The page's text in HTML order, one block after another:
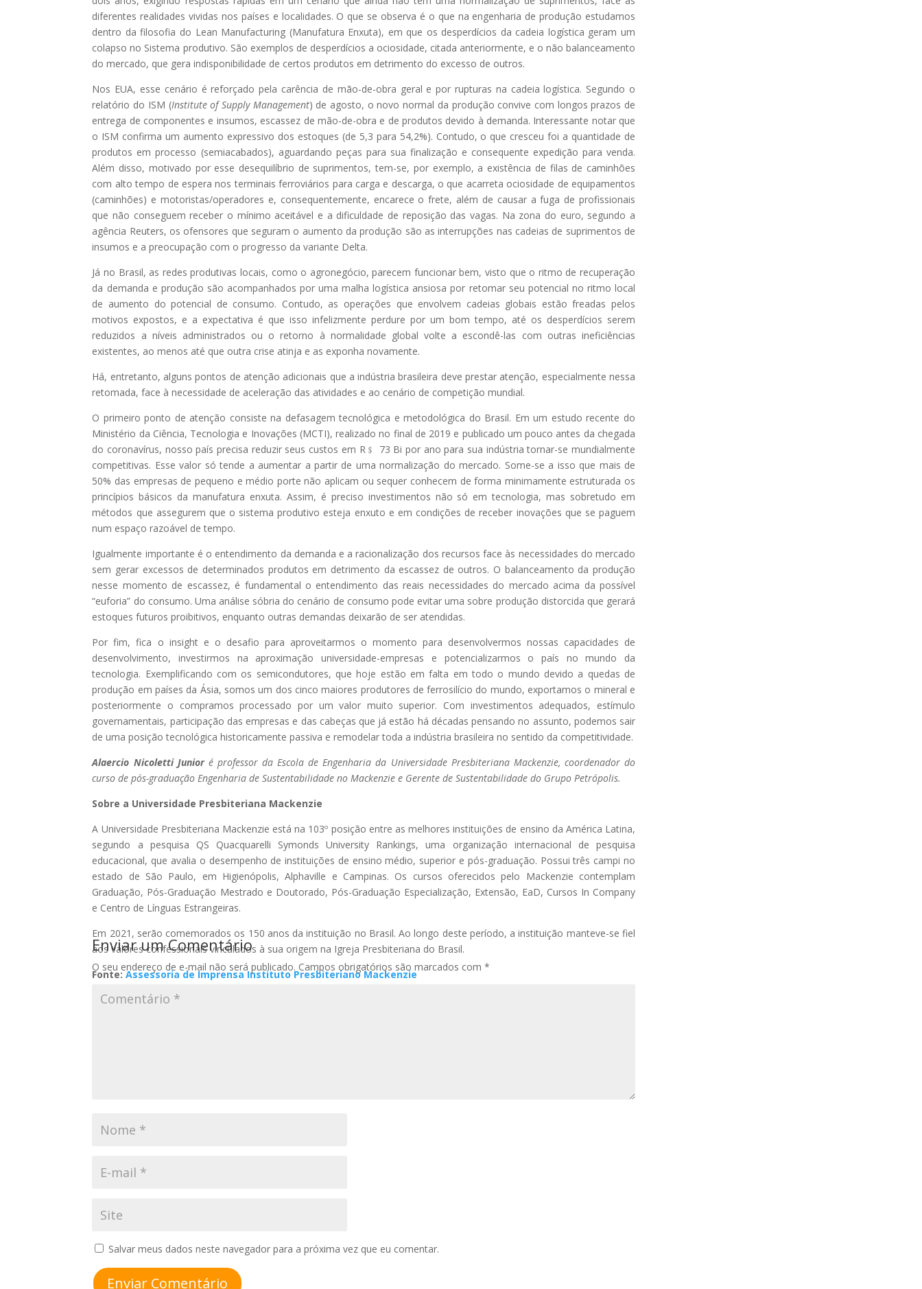
diferentes realidades vividas nos países e localidades. O que se observa é o que na engenharia de produção estudamos
dentro da filosofia do Lean Manufacturing (Manufatura Enxuta), em que os desperdícios da cadeia logística geram um
colapso no Sistema produtivo. São exemplos de desperdícios a ociosidade, citada anteriormente, e o não balanceamento
do mercado, que gera indisponibilidade de certos produtos em detrimento do excesso de outros.
Nos EUA, esse cenário é reforçado pela carência de mão-de-obra geral e por rupturas na cadeia logística. Segundo o
relatório do ISM (Institute of Supply Management) de agosto, o novo normal da produção convive com longos prazos de
entrega de componentes e insumos, escassez de mão-de-obra e de produtos devido à demanda. Interessante notar que
o ISM confirma um aumento expressivo dos estoques (de 5,3 para 54,2%). Contudo, o que cresceu foi a quantidade de
produtos em processo (semiacabados), aguardando peças para sua finalização e consequente expedição para venda.
Além disso, motivado por esse desequilíbrio de suprimentos, tem-se, por exemplo, a existência de filas de caminhões
com alto tempo de espera nos terminais ferroviários para carga e descarga, o que acarreta ociosidade de equipamentos
(caminhões) e motoristas/operadores e, consequentemente, encarece o frete, além de causar a fuga de profissionais
que não conseguem receber o mínimo aceitável e a dificuldade de reposição das vagas. Na zona do euro, segundo a
agência Reuters, os ofensores que seguram o aumento da produção são as interrupções nas cadeias de suprimentos de
insumos e a preocupação com o progresso da variante Delta.
Já no Brasil, as redes produtivas locais, como o agronegócio, parecem funcionar bem, visto que o ritmo de recuperação
da demanda e produção são acompanhados por uma malha logística ansiosa por retomar seu potencial no ritmo local
de aumento do potencial de consumo. Contudo, as operações que envolvem cadeias globais estão freadas pelos
motivos expostos, e a expectativa é que isso infelizmente perdure por um bom tempo, até os desperdícios serem
reduzidos a níveis administrados ou o retorno à normalidade global volte a escondê-las com outras ineficiências
existentes, ao menos até que outra crise atinja e as exponha novamente.
Há, entretanto, alguns pontos de atenção adicionais que a indústria brasileira deve prestar atenção, especialmente nessa
retomada, face à necessidade de aceleração das atividades e ao cenário de competição mundial.
O primeiro ponto de atenção consiste na defasagem tecnológica e metodológica do Brasil. Em um estudo recente do
Ministério da Ciência, Tecnologia e Inovações (MCTI), realizado no final de 2019 e publicado um pouco antes da chegada
do coronavírus, nosso país precisa reduzir seus custos em R﹩ 73 Bi por ano para sua indústria tornar-se mundialmente
competitivas. Esse valor só tende a aumentar a partir de uma normalização do mercado. Some-se a isso que mais de
50% das empresas de pequeno e médio porte não aplicam ou sequer conhecem de forma minimamente estruturada os
princípios básicos da manufatura enxuta. Assim, é preciso investimentos não só em tecnologia, mas sobretudo em
métodos que assegurem que o sistema produtivo esteja enxuto e em condições de receber inovações que se paguem
num espaço razoável de tempo.
Igualmente importante é o entendimento da demanda e a racionalização dos recursos face às necessidades do mercado
sem gerar excessos de determinados produtos em detrimento da escassez de outros. O balanceamento da produção
nesse momento de escassez, é fundamental o entendimento das reais necessidades do mercado acima da possível
“euforia” do consumo. Uma análise sóbria do cenário de consumo pode evitar uma sobre produção distorcida que gerará
estoques futuros proibitivos, enquanto outras demandas deixarão de ser atendidas.
Por fim, fica o insight e o desafio para aproveitarmos o momento para desenvolvermos nossas capacidades de
desenvolvimento, investirmos na aproximação universidade-empresas e potencializarmos o país no mundo da
tecnologia. Exemplificando com os semicondutores, que hoje estão em falta em todo o mundo devido a quedas de
produção em países da Ásia, somos um dos cinco maiores produtores de ferrosilício do mundo, exportamos o mineral e
posteriormente o compramos processado por um valor muito superior. Com investimentos adequados, estímulo
governamentais, participação das empresas e das cabeças que já estão há décadas pensando no assunto, podemos sair
de uma posição tecnológica historicamente passiva e remodelar toda a indústria brasileira no sentido da competitividade.
Alaercio Nicoletti Junioré professor da Escola de Engenharia da Universidade Presbiteriana Mackenzie, coordenador do
curso de pós-graduação Engenharia de Sustentabilidade no Mackenzie e Gerente de Sustentabilidade do Grupo Petrópolis.
Sobre a Universidade Presbiteriana Mackenzie
A Universidade Presbiteriana Mackenzie está na 103º posição entre as melhores instituições de ensino da América Latina,
segundo a pesquisa QS Quacquarelli Symonds University Rankings, uma organização internacional de pesquisa
educacional, que avalia o desempenho de instituições de ensino médio, superior e pós-graduação. Possui três campi no
estado de São Paulo, em Higienópolis, Alphaville e Campinas. Os cursos oferecidos pelo Mackenzie contemplam
Graduação, Pós-Graduação Mestrado e Doutorado, Pós-Graduação Especialização, Extensão, EaD, Cursos In Company
e Centro de Línguas Estrangeiras.
Em 2021, serão comemorados os 150 anos da instituição no Brasil. Ao longo deste período, a instituição manteve-se fiel
aos valores confessionais vinculados à sua origem na Igreja Presbiteriana do Brasil.
Fonte:Assessoria de Imprensa Instituto Presbiteriano Mackenzie
Enviar um Comentário
O seu endereço de e-mail não será publicado. Campos obrigatórios são marcados com*
Salvar meus dados neste navegador para a próxima vez que eu comentar.
Enviar Comentário